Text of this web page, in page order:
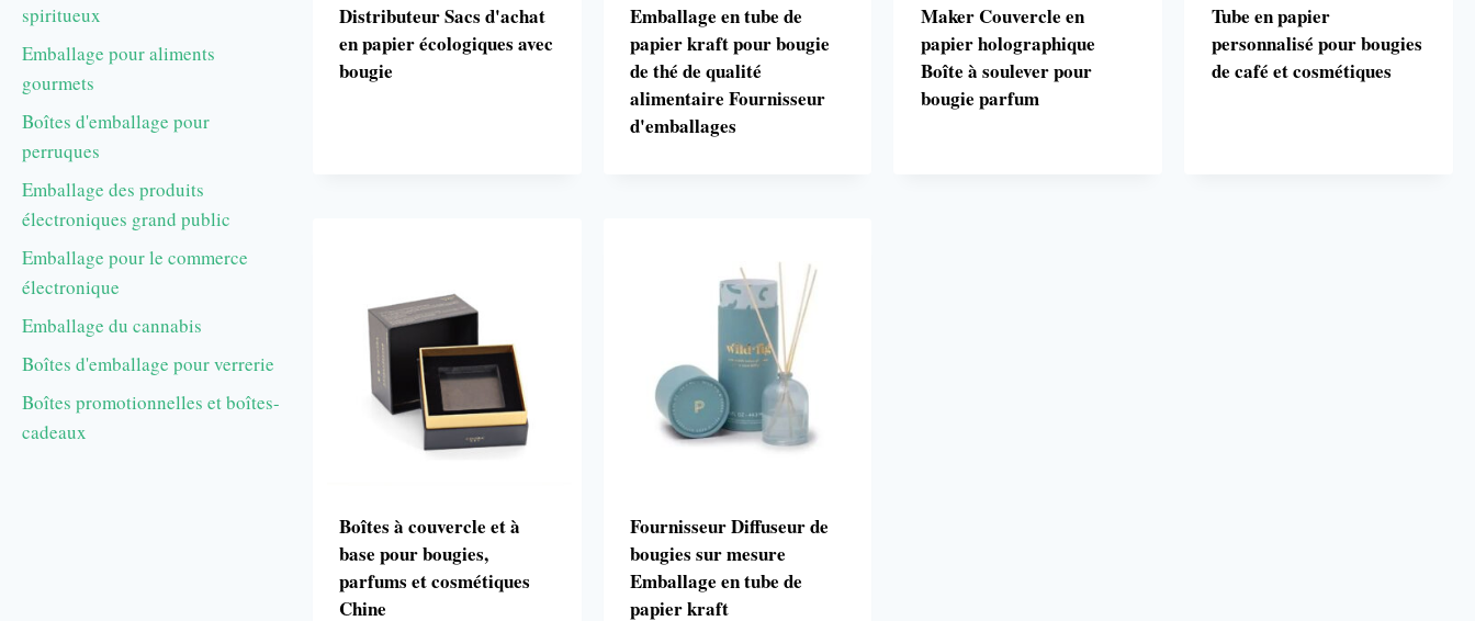
spiritueux
Emballage pour aliments
gourmets
Boîtes d'emballage pour
perruques
Emballage des produits
électroniques grand public
Emballage pour le commerce
électronique
Emballage du cannabis
Boîtes d'emballage pour verrerie
Boîtes promotionnelles et boîtes-
cadeaux
Distributeur Sacs d'achat
en papier écologiques avec
bougie
Emballage en tube de
papier kraft pour bougie
de thé de qualité
alimentaire Fournisseur
d'emballages
Maker Couvercle en
papier holographique
Boîte à soulever pour
bougie parfum
Tube en papier
personnalisé pour bougies
de café et cosmétiques
Boîtes à couvercle et à
base pour bougies,
parfums et cosmétiques
Chine
Fournisseur Diffuseur de
bougies sur mesure
Emballage en tube de
papier kraft